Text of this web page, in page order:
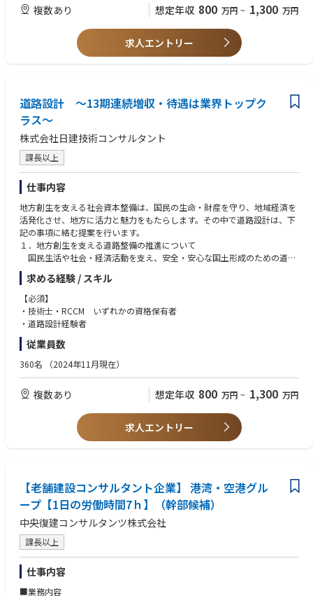
複数あり 想定年収 800 万円 ~ 1,300 万円
求人エントリー
道路設計 ～13期連続増収・待遇は業界トップク
ラス～
株式会社日建技術コンサルタント
課長以上
仕事内容
地方創生を支える社会資本整備は、国民の生命・財産を守り、地域経済を
活発化させ、地方に活力と魅力をもたらします。その中で道路設計は、下
記の事項に絡む提案を行います。
１．地方創生を支える道路整備の推進について
国民生活や社会・経済活動を支え、安全・安心な国土形成のための道路
ネットワークの整備。ミッシングリンクの解消、代替機能を発揮する道路
整備の提案。通学路の安全を確保する対策や自転車通行帯の整備など交通
事故対策の提案。
２．防災・減災、国土強靭化の強力かつ継続的・安定的推進について
（１）災害に強い道路ネットワーク構築の加速化・深化を図るため、円
策、発災後の迅速な復旧振興を支援する道の駅や公園等防災拠点の整備対
策をハード・ソフト両面からの提案。
（２）安全・安心な道路空間整備、円滑な物流環境の整備、BIM/CIMに
３．社会インフラの老朽化対策の推進について
４．道路整備の推進について
（２）通学路の安全確保の観点から交通安全対策を充実させた道路整備
の提案、安全で快適な自転車利用環境を創出した道路空間整備の提案。
※中途採用募集要項という冊子を準備しておりますので、選考時にお渡し
させて頂きます。
求める経験 / スキル
【必須】
・技術士・RCCM いずれかの資格保有者
・道路設計経験者
従業員数
360名 （2024年11月現在）
複数あり 想定年収 800 万円 ~ 1,300 万円
求人エントリー
【老舗建設コンサルタント企業】 港湾・空港グル
ープ【1日の労働時間7ｈ】（幹部候補）
中央復建コンサルタンツ株式会社
課長以上
仕事内容
■業務内容